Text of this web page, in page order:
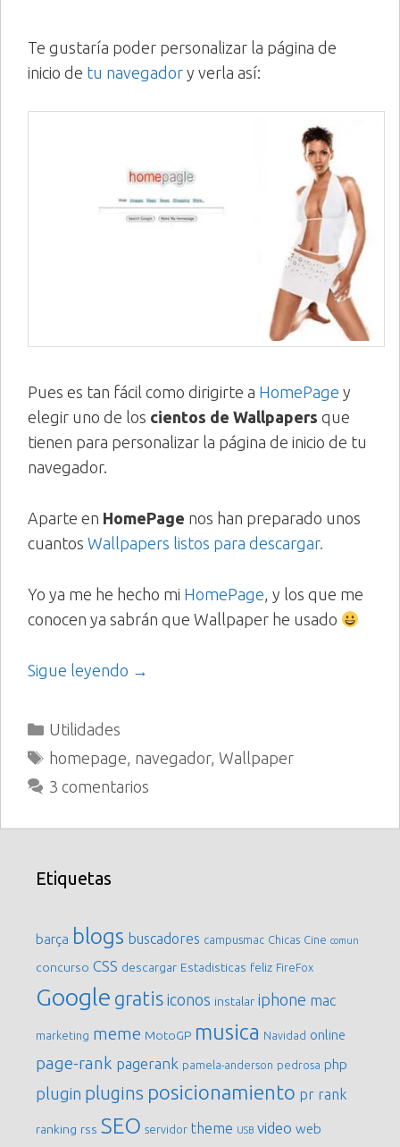
Te gustaría poder personalizar la página de
inicio de tu navegador y verla así:
Pues es tan fácil como dirigirte a HomePage y
elegir uno de los cientos de Wallpapers que
tienen para personalizar la página de inicio de tu
navegador.
Aparte en HomePage nos han preparado unos
cuantos Wallpapers listos para descargar.
Yo ya me he hecho mi HomePage , y los que me
conocen ya sabrán que Wallpaper he usado
Sigue leyendo →
Categorías
Utilidades
Etiquetas
homepage navegador, Wallpaper
3 comentarios
Etiquetas
barça blogs buscadores campusmac Chicas Cine comun
concurso CSS descargar Estadisticas feliz FireFox
Google gratis iconos instalar iphone mac
marketing meme MotoGP musica Navidad online
page-rank pagerank pamela-anderson pedrosa php
plugin plugins posicionamiento pr rank
ranking rss SEO servidor theme USB video web